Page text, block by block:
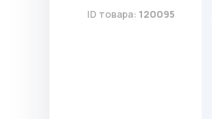
ID товара: 120095